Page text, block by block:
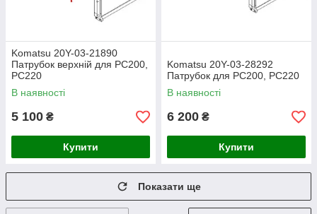
Komatsu 20Y-03-21890
Патрубок верхній для PC200,
PC220
В наявності
5 100 ₴
Купити
Komatsu 20Y-03-28292
Патрубок для PC200, PC220
В наявності
6 200 ₴
Купити
Показати ще